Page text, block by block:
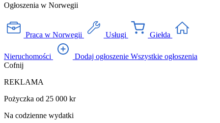
Ogłoszenia w Norwegii
Praca w Norwegii Usługi Giełda
Nieruchomości Dodaj ogłoszenie Wszystkie ogłoszenia
Cofnij
REKLAMA
Pożyczka od 25 000 kr
Na codzienne wydatki